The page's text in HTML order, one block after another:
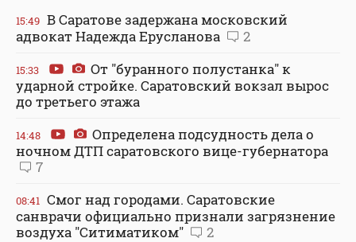
15:49 В Саратове задержана московский
адвокат Надежда Ерусланова
2
15:33
От "буранного полустанка" к
ударной стройке. Саратовский вокзал вырос
до третьего этажа
14:48
Определена подсудность дела о
ночном ДТП саратовского вице-губернатора
7
08:41 Смог над городами. Саратовские
санврачи официально признали загрязнение
воздуха "Ситиматиком"
2